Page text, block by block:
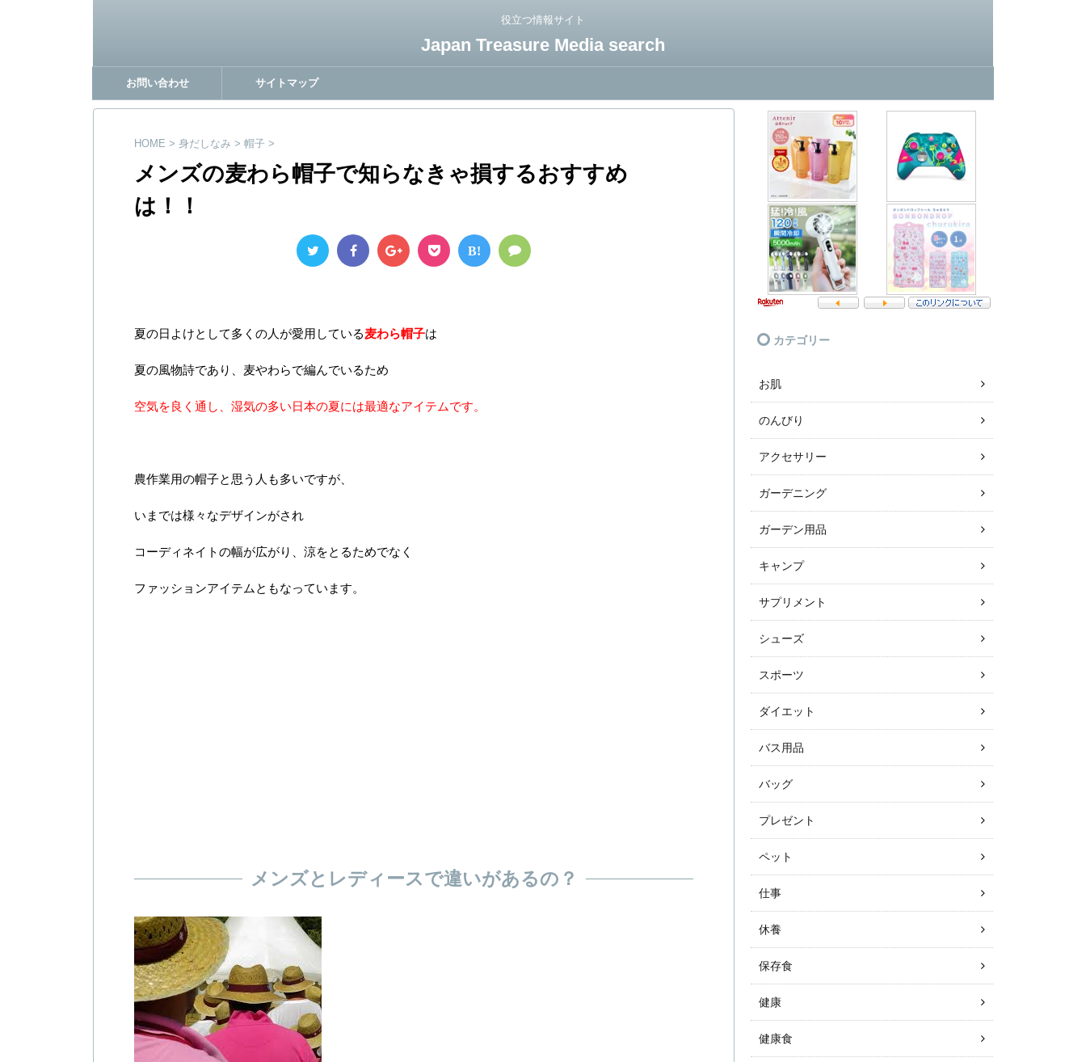
役立つ情報サイト
Japan Treasure Media search
お問い合わせ サイトマップ
HOME > 身だしなみ > 帽子 >
メンズの麦わら帽子で知らなきゃ損するおすすめ
は！！
B!
夏の日よけとして多くの人が愛用している麦わら帽子は
夏の風物詩であり、麦やわらで編んでいるため
空気を良く通し、湿気の多い日本の夏には最適なアイテムです。
農作業用の帽子と思う人も多いですが、
いまでは様々なデザインがされ
コーディネイトの幅が広がり、涼をとるためでなく
ファッションアイテムともなっています。
メンズとレディースで違いがあるの？
カテゴリー
お肌
のんびり
アクセサリー
ガーデニング
ガーデン用品
キャンプ
サプリメント
シューズ
スポーツ
ダイエット
バス用品
バッグ
プレゼント
ペット
仕事
休養
保存食
健康
健康食